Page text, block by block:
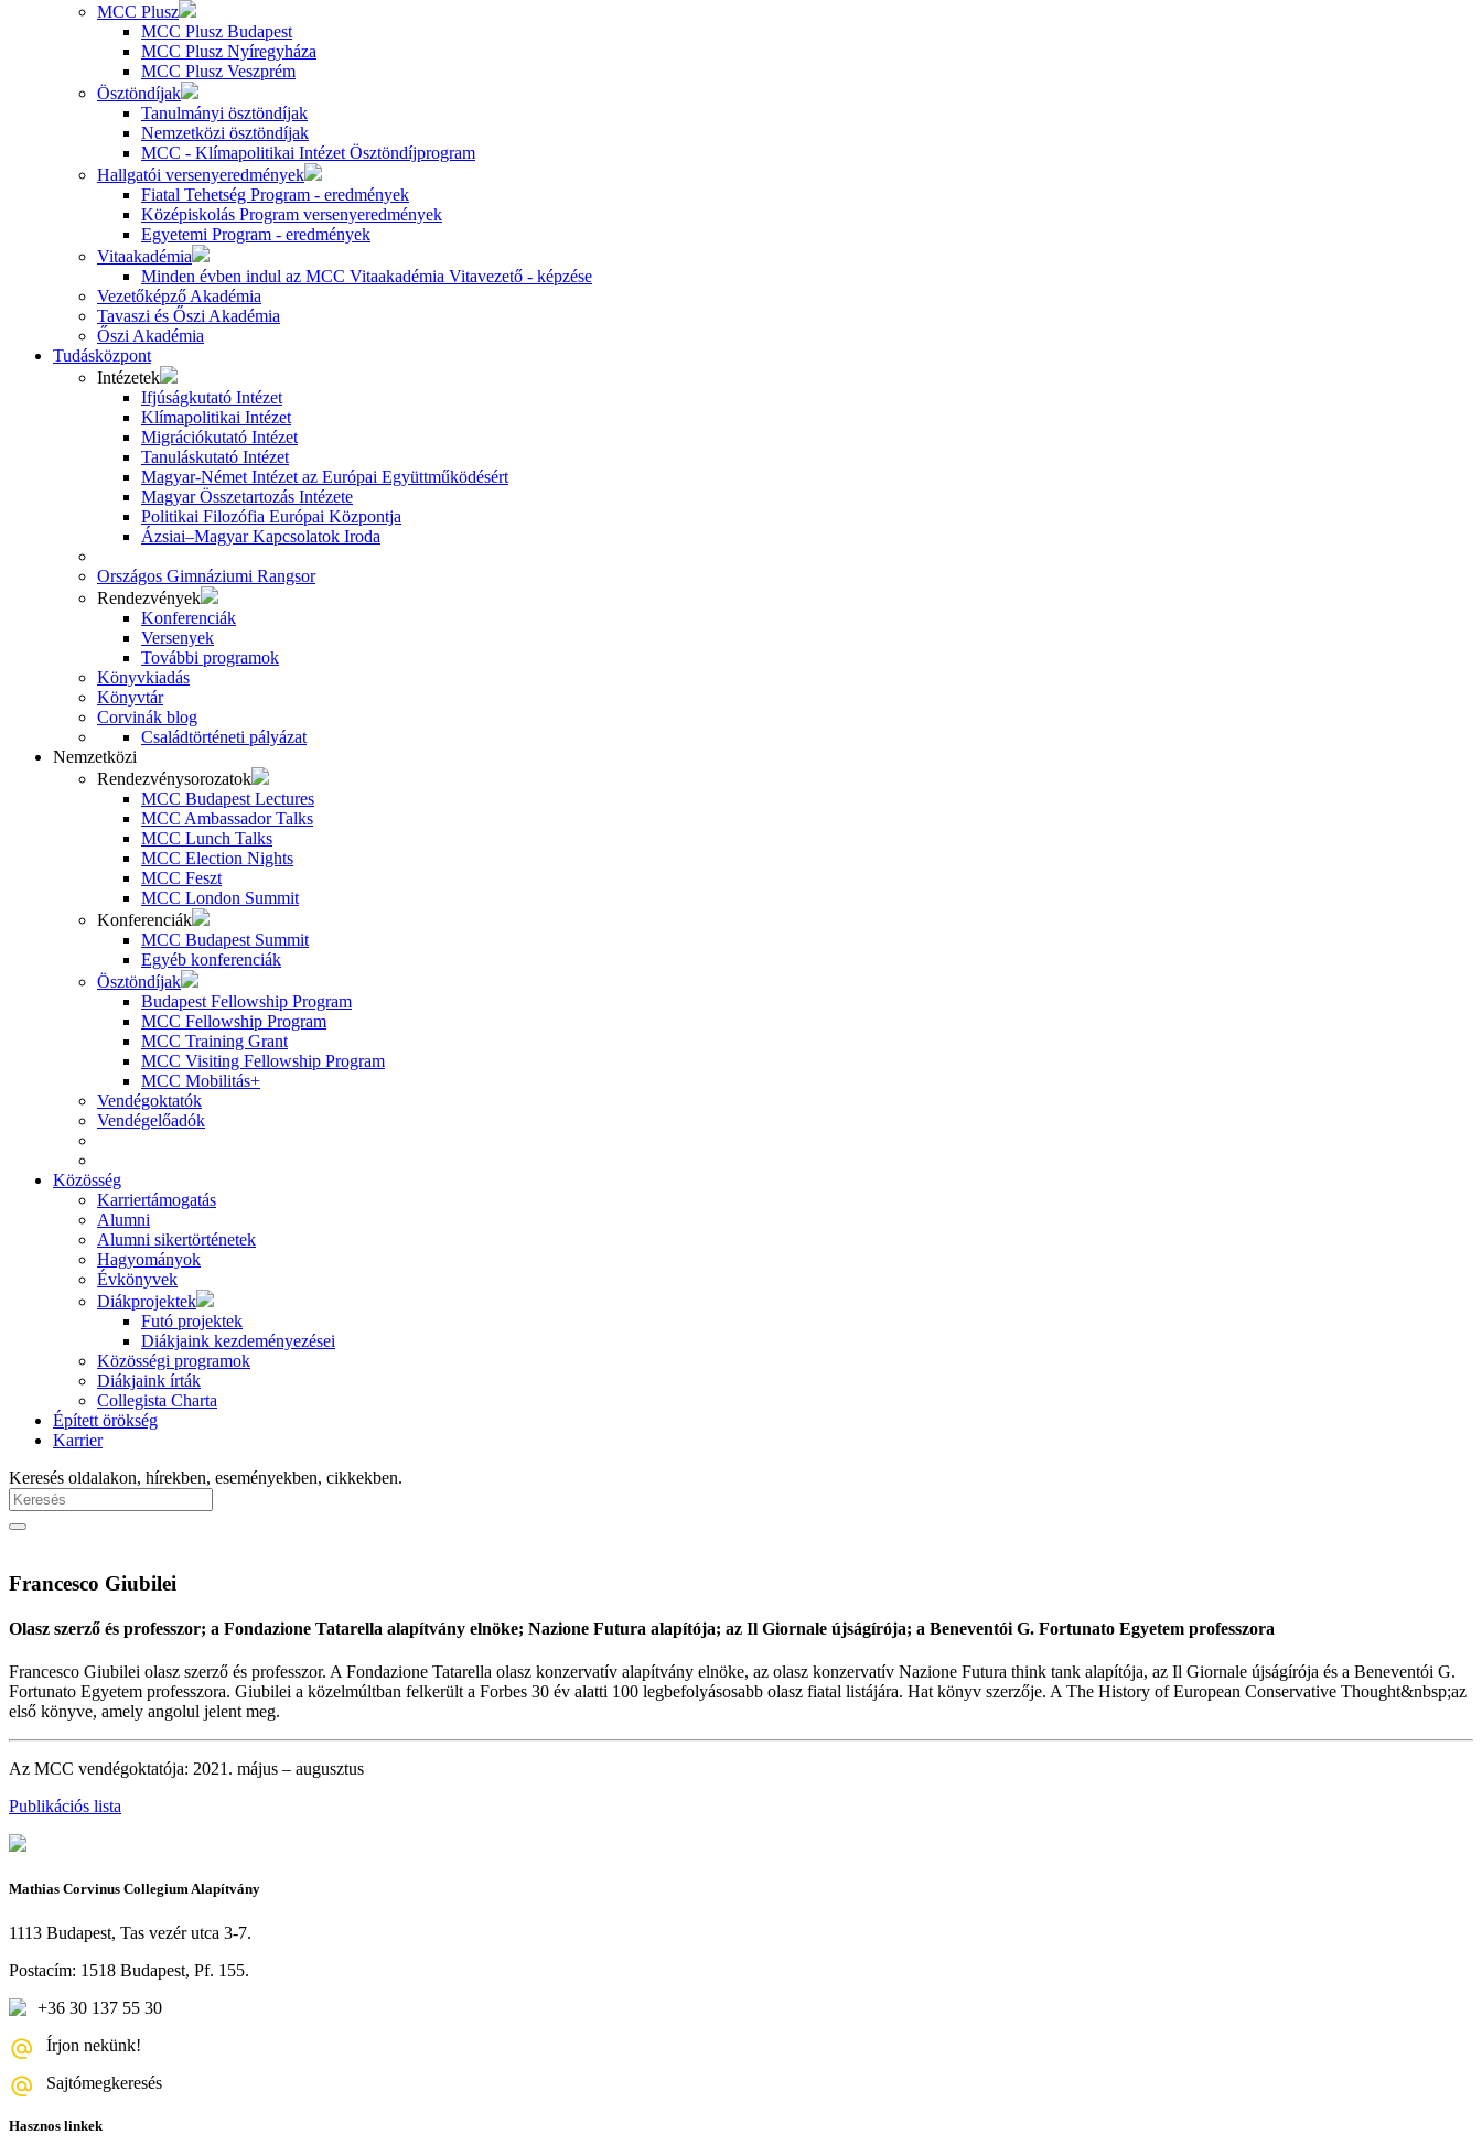
MCC Plusz
MCC Plusz Budapest
MCC Plusz Nyíregyháza
MCC Plusz Veszprém
Ösztöndíjak
Tanulmányi ösztöndíjak
Nemzetközi ösztöndíjak
MCC - Klímapolitikai Intézet Ösztöndíjprogram
Hallgatói versenyeredmények
Fiatal Tehetség Program - eredmények
Középiskolás Program versenyeredmények
Egyetemi Program - eredmények
Vitaakadémia
Minden évben indul az MCC Vitaakadémia Vitavezető - képzése
Vezetőképző Akadémia
Tavaszi és Őszi Akadémia
Őszi Akadémia
Tudásközpont
Intézetek
Ifjúságkutató Intézet
Klímapolitikai Intézet
Migrációkutató Intézet
Tanuláskutató Intézet
Magyar-Német Intézet az Európai Együttműködésért
Magyar Összetartozás Intézete
Politikai Filozófia Európai Központja
Ázsiai–Magyar Kapcsolatok Iroda
Országos Gimnáziumi Rangsor
Rendezvények
Konferenciák
Versenyek
További programok
Könyvkiadás
Könyvtár
Corvinák blog
Családtörténeti pályázat
Nemzetközi
Rendezvénysorozatok
MCC Budapest Lectures
MCC Ambassador Talks
MCC Lunch Talks
MCC Election Nights
MCC Feszt
MCC London Summit
Konferenciák
MCC Budapest Summit
Egyéb konferenciák
Ösztöndíjak
Budapest Fellowship Program
MCC Fellowship Program
MCC Training Grant
MCC Visiting Fellowship Program
MCC Mobilitás+
Vendégoktatók
Vendégelőadók
Közösség
Karriertámogatás
Alumni
Alumni sikertörténetek
Hagyományok
Évkönyvek
Diákprojektek
Futó projektek
Diákjaink kezdeményezései
Közösségi programok
Diákjaink írták
Collegista Charta
Épített örökség
Karrier
Keresés oldalakon, hírekben, eseményekben, cikkekben.
Francesco Giubilei
Olasz szerző és professzor; a Fondazione Tatarella alapítvány elnöke; Nazione Futura alapítója; az Il Giornale újságírója; a Beneventói G. Fortunato Egyetem professzora
Francesco Giubilei olasz szerző és professzor. A Fondazione Tatarella olasz konzervatív alapítvány elnöke, az olasz konzervatív Nazione Futura think tank alapítója, az Il Giornale újságírója és a Beneventói G.
Fortunato Egyetem professzora. Giubilei a közelmúltban felkerült a Forbes 30 év alatti 100 legbefolyásosabb olasz fiatal listájára. Hat könyv szerzője. A The History of European Conservative Thought&nbsp;az
első könyve, amely angolul jelent meg.
Az MCC vendégoktatója: 2021. május – augusztus
Publikációs lista
Mathias Corvinus Collegium Alapítvány
1113 Budapest, Tas vezér utca 3-7.
Postacím: 1518 Budapest, Pf. 155.
+36 30 137 55 30
Írjon nekünk!
Sajtómegkeresés
Hasznos linkek